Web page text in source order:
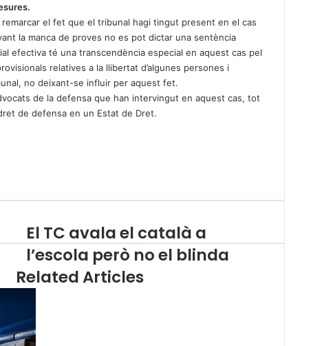
remarcar el fet que el tribunal hagi tingut present en el cas
la manca de proves no es pot dictar una sentència
efectiva té una transcendència especial en aquest cas pel
relatives a la llibertat d’algunes persones i
no deixant-se influir per aquest fet.
de la defensa que han intervingut en aquest cas, tot
de defensa en un Estat de Dret.
E
l
C
a
l
El TC avala el català a
l’escola però no el blinda
Related Articles